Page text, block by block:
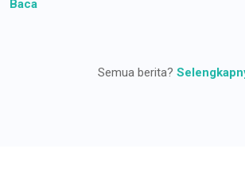
Baca
Semua berita?